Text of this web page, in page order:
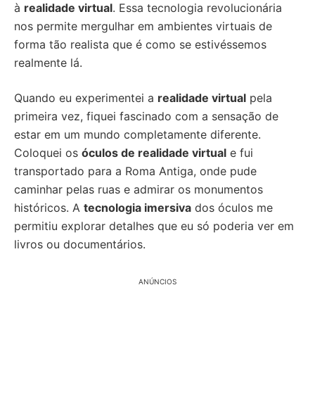
à realidade virtual. Essa tecnologia revolucionária
nos permite mergulhar em ambientes virtuais de
forma tão realista que é como se estivéssemos
realmente lá.
Quando eu experimentei a realidade virtual pela
primeira vez, fiquei fascinado com a sensação de
estar em um mundo completamente diferente.
Coloquei os óculos de realidade virtual e fui
transportado para a Roma Antiga, onde pude
caminhar pelas ruas e admirar os monumentos
históricos. A tecnologia imersiva dos óculos me
permitiu explorar detalhes que eu só poderia ver em
livros ou documentários.
ANÚNCIOS